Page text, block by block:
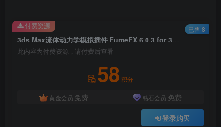
FumeFX Simple Source 添加了选项以增加模拟压力。
FumeFX Geom Source 添加了选项以增加模拟压力。
爆炸生成更改 – 方向 Var 现在称为 Spread，我们添加了
SpreadVar 选项。
Explosion Gen 添加了 Color 输入和 Pass 输入和输出引
3ds Max流体动力学模拟插件 FumeFX 6.0.3 for 3ds Max 2019 ~ 2024 英文破解版
此内容为付费资源，请付费后查看
58 积分
黄金会员 免费 钻石会员 免费
登录购买
付费资源 已售 8